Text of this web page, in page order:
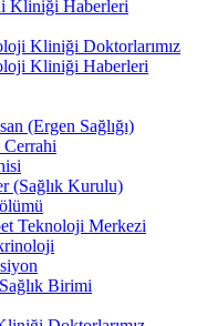
Kliniği Haberleri
Kliniği Doktorlarımız
Kliniği Haberleri
(Ergen Sağlığı)
(Sağlık Kurulu)
Teknoloji Merkezi
Birimi